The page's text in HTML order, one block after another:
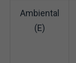
Ambiental
(E)